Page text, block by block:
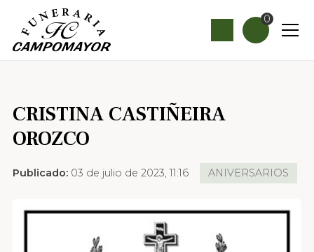
0
CRISTINA CASTIÑEIRA
OROZCO
Publicado: 03 de julio de 2023, 11:16 ANIVERSARIOS